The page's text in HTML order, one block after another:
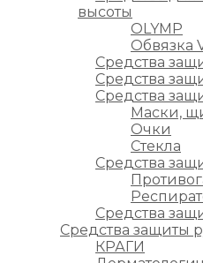
высоты
OLYMP
Обвязка
Средства
Средства
Средства
Маски,
Очки
Стекла
Средства
Средства
Средства защиты
КРАГИ